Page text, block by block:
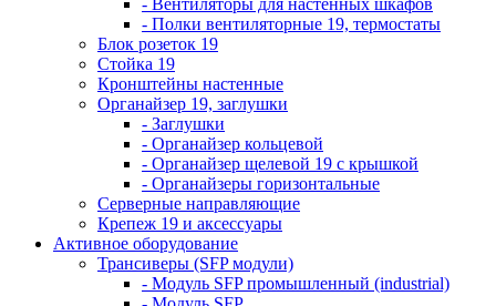
- Вентиляторы для настенных шкафов
- Полки вентиляторные 19, термостаты
Блок розеток 19
Стойка 19
Кронштейны настенные
Органайзер 19, заглушки
- Заглушки
- Органайзер кольцевой
- Органайзер щелевой 19 с крышкой
- Органайзеры горизонтальные
Серверные направляющие
Крепеж 19 и аксессуары
Активное оборудование
Трансиверы (SFP модули)
- Модуль SFP промышленный (industrial)